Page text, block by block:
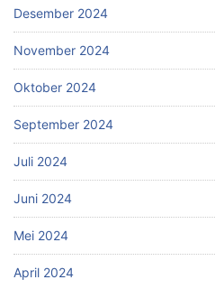
Desember 2024
November 2024
Oktober 2024
September 2024
Juli 2024
Juni 2024
Mei 2024
April 2024